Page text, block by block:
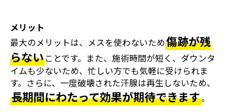
メリット
最大のメリットは、メスを使わないため傷跡が残
らない ことです。また、施術時間が短く、ダウンタ
イムも少ないため、忙しい方でも気軽に受けられま
す。さらに、一度破壊された汗腺は再生しないため、
長期間にわたって効果が期待できます。